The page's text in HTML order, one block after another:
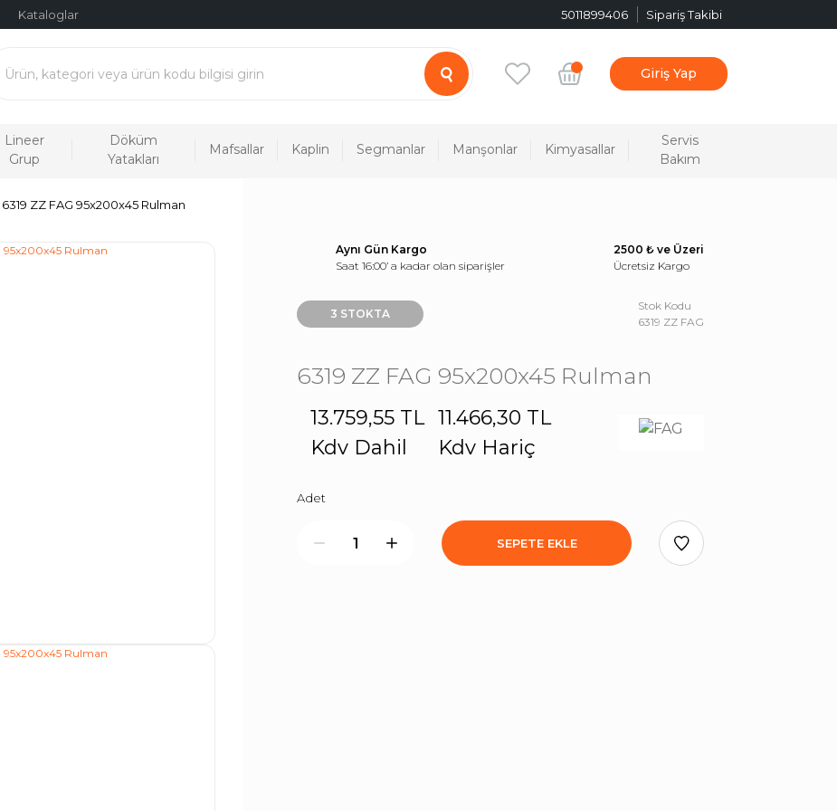
Kataloglar 5011899406 Sipariş Takibi
Giriş Yap
Lineer
Grup
Döküm
Yatakları
Mafsallar Kaplin Segmanlar Manşonlar Kimyasallar
Servis
Bakım
6319 ZZ FAG 95x200x45 Rulman
Aynı Gün Kargo
Saat 16:00’ a kadar olan siparişler
2500 ₺ ve Üzeri
Ücretsiz Kargo
3 STOKTA
Stok Kodu
6319 ZZ FAG
6319 ZZ FAG 95x200x45 Rulman
13.759,55 TL
Kdv Dahil
11.466,30 TL
Kdv Hariç
Adet
SEPETE EKLE